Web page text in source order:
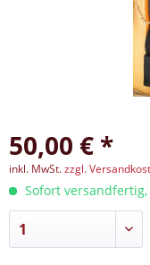
50,00 € *
inkl. MwSt.zzgl.
Sofort